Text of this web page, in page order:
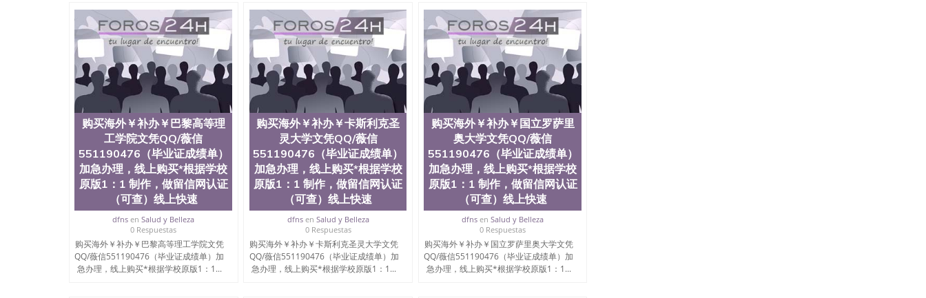
工学院排名在前十五名，且继续攀升中。纽约大学为学生们提供本科、硕士及博士学位。学校的专业课程
包括：会计学、MBA、财务、教育、建筑工程、经济、医学、护理、文学、音乐、生物学、统计学、美
术、电子工程、天文学、农业、环境污染控制、历史、电气工程、生物工程、建筑设计、工商管理、材料
科学、机械工程、航天工程、土木工程、数学、化学、英语、社会科学、心理学、戏剧、市场营销、机械
工程、计算机科学、物理学、人工智能、商科、金融专业 1、客户提供相关材料，确定客户办理信息，给
出操作方案； 2、补充毕业证成绩单等相关材料； 3、留服注册申请账号，付定金； 4、预约递交时间，公
司人员陪同客户本人一起去留服递交材料； 5、等待结果，完成结果书留服直接邮寄给客户 6、客户确认收
到结果，付余款。 我们对海外大学及学院的毕业证成绩单所使用的材料，尺寸大小，防伪结构（包括：水
印，阴影底纹，钢印LOGO烫金烫银，LOGO烫金烫银复合重叠。 文字图案浮雕，激光镭射，紫外荧光，温
感，复印防伪）都有原版本文凭对照。质量得到了广大海外客户群体的认可，同时和海外学校留学中介，
同时能做到与时俱进，及时掌握各大院校的（毕业证，成绩单，资格证，学生卡，结业证，录取通知书，
在读证明等相关材料）的版本更新信息， 能够在时间掌握的海外学历文凭的样版，尺寸大小，纸张材质，
防伪技术等等，并在时间收集到原版实物，以求达到客户的需求。 我们的优势： 我们在保证合理定价的同
时，坚持较高性价比，通过品质和效率不断优化，为您倾情诠释什么是高性价比。 咨询顾问：Sam q/微
信:551190476 Q/微信:551190476办理毕业证成绩单、教育部认证,录取通知书，雅思，留学回国证明.
公司专业制作、办理、仿制、成绩单文凭、改成绩、教育部学历学位认证、毕业证、成绩单、文凭、学历
文凭、假文凭假毕业证假学历书制作、假制作、办理、仿制学位证书、毕业证文凭、文凭毕业证、毕业证
认证、留服认证、使馆认证、使馆证明、使馆留学回国人员证明、留学生认证、学历认证、文凭认证学位
认证、留学生学历认证、留学生学位认证、英国文凭学历、美国文凭学历、澳洲文凭学历、加拿大文凭学
历、新西兰学历认证等q:551190476 微信：551190476 圣何塞州立大学毕业证（San Jose State
购买海外￥补办￥巴黎高等理
工学院文凭QQ/薇信
551190476（毕业证成绩单）
加急办理，线上购买*根据学校
原版1：1 制作，做留信网认证
（可查）线上快速
dfns enSalud y Belleza
0 Respuestas
购买海外￥补办￥巴黎高等理工学院文凭
QQ/薇信551190476（毕业证成绩单）加
急办理，线上购买*根据学校原版1：1...
购买海外￥补办￥卡斯利克圣
灵大学文凭QQ/薇信
551190476（毕业证成绩单）
加急办理，线上购买*根据学校
原版1：1 制作，做留信网认证
（可查）线上快速
dfnsen Salud y Belleza
0 Respuestas
购买海外￥补办￥卡斯利克圣灵大学文凭
QQ/薇信551190476（毕业证成绩单）加
急办理，线上购买*根据学校原版1：1...
购买海外￥补办￥国立罗萨里
奥大学文凭QQ/薇信
551190476（毕业证成绩单）
加急办理，线上购买*根据学校
原版1：1 制作，做留信网认证
（可查）线上快速
dfns enSalud y Belleza
0 Respuestas
购买海外￥补办￥国立罗萨里奥大学文凭
QQ/薇信551190476（毕业证成绩单）加
急办理，线上购买*根据学校原版1：1...